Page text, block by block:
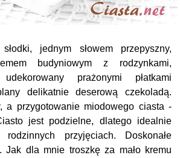
jednym słowem przepyszny,
budyniowym z rodzynkami,
prażonymi płatkami
delikatnie deserową czekoladą.
a przygotowanie miodowego ciasta -
jest podzielne, dlatego idealnie
przyjęciach. Doskonałe
Jak dla mnie troszkę za mało kremu